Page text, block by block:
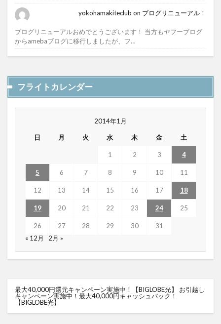
yokohamakiteclub on ブログリニューアル！
ブログリニューアルおめでとうございます！ 当方もヤフーブログ
からamebaブログに移行しましたが、フ…
フライトカレンダー
2014年1月
日 月 火 水 木 金 土
1 2 3 4
5 6 7 8 9 10 11
12 13 14 15 16 17 18
19 20 21 22 23 24 25
26 27 28 29 30
31
« 12月
2月 »
最大40,000円還元キャンペーン実施中！【BIGLOBE光】
お引越し
キャンペーン実施中！最大40,000円キャッシュバック！
【BIGLOBE光】